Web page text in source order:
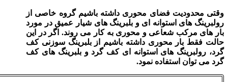
وقتی محدودیت فضای محوری داشته‌ باشیم گروه خاصی از
رولبرینگ های استوانه‌ ای و بلبرینگ‌ های شیار عمیق در مورد
بار های مرکب شعاعی و محوری به کار می‌ روند. اگر در این
حالت فقط بار محوری داشته‌ باشیم از بلبرینگ سوزنی کف
گرد، رولبرینگ های استوانه‌ ای کف گرد و بلبرینگ‌ های کف
گرد می‌ توان استفاده نمود.